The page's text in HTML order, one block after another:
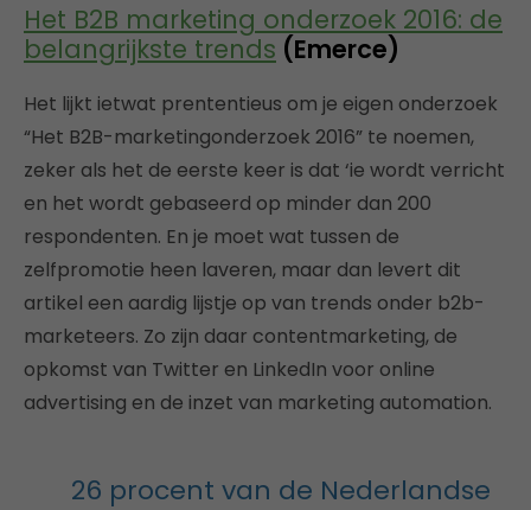
Het B2B marketing onderzoek 2016: de
belangrijkste trends (Emerce)
Het lijkt ietwat prententieus om je eigen onderzoek
“Het B2B-marketingonderzoek 2016” te noemen,
zeker als het de eerste keer is dat ‘ie wordt verricht
en het wordt gebaseerd op minder dan 200
respondenten. En je moet wat tussen de
zelfpromotie heen laveren, maar dan levert dit
artikel een aardig lijstje op van trends onder b2b-
marketeers. Zo zijn daar contentmarketing, de
opkomst van Twitter en LinkedIn voor online
advertising en de inzet van marketing automation.
26 procent van de Nederlandse